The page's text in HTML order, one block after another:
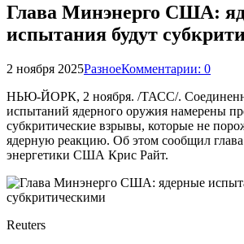
Глава Минэнерго США:
испытания будут
2 ноября 2025РазноеКомментарии: 0
НЬЮ-ЙОРК, 2 ноября. /ТАСС/.
испытаний ядерного оружия намерены
субкритические взрывы, которые не
ядерную реакцию. Об этом сообщил
энергетики США Крис Райт.
Reuters